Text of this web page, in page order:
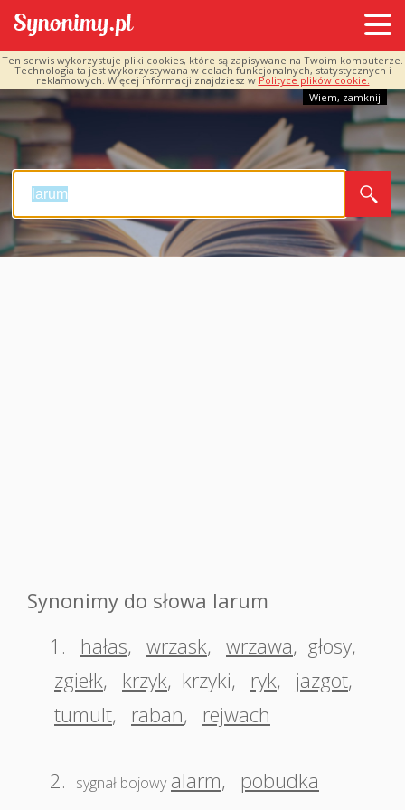
Ten serwis wykorzystuje pliki cookies, które są zapisywane na Twoim komputerze.
Technologia ta jest wykorzystywana w celach funkcjonalnych, statystycznych i
reklamowych. Więcej informacji znajdziesz w Polityce plików cookie.
Wiem, zamknij
Synonimy do słowa larum
1.
hałas, wrzask, wrzawa, głosy,
zgiełk, krzyk, krzyki, ryk, jazgot,
tumult, raban, rejwach
2. sygnał bojowy alarm, pobudka